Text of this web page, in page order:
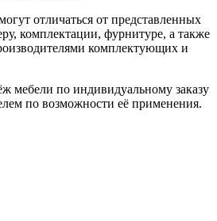
отличаться от представленных
комплектации, фурнитуре, а также
комплектующих и
мебели по индивидуальному заказу
по возможности её применения.